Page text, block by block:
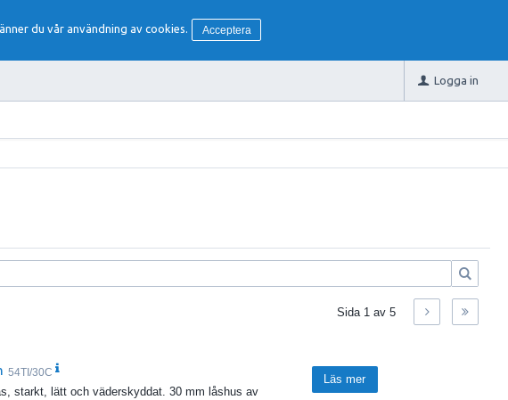
du vår användning av cookies. Acceptera
Logga in
Sida 1 av 5
54TI/30C
starkt, lätt och väderskyddat. 30 mm låshus av
Läs mer